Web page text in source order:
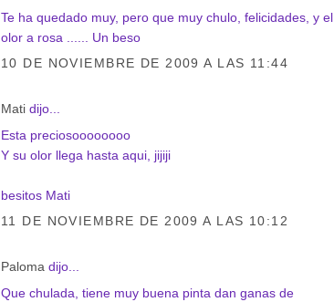
Te ha quedado muy, pero que muy chulo, felicidades, y el
olor a rosa ...... Un beso
10 DE NOVIEMBRE DE 2009 A LAS 11:44
Mati dijo...
Esta preciosoooooooo
Y su olor llega hasta aqui, jijiji
besitos Mati
11 DE NOVIEMBRE DE 2009 A LAS 10:12
Paloma dijo...
Que chulada, tiene muy buena pinta dan ganas de